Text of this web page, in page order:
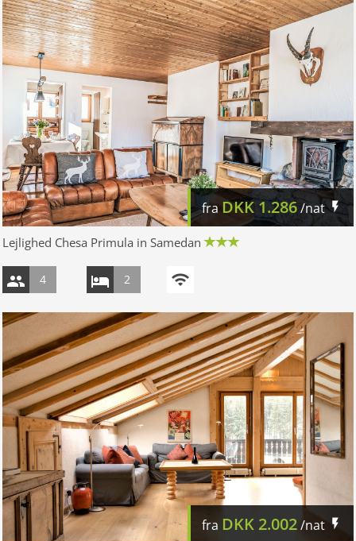
fra DKK 1.286/nat
Lejlighed Chesa Primula in Samedan
4 2
fra DKK 2.002/nat